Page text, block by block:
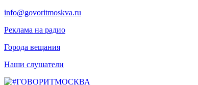
info@govoritmoskva.ru
Реклама на радио
Города вещания
Наши слушатели